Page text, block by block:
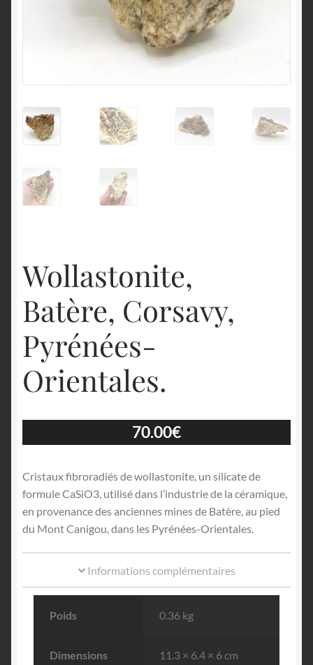
Wollastonite,
Batère, Corsavy,
Pyrénées-
Orientales.
70.00€
Cristaux fibroradiés de wollastonite, un silicate de
formule CaSiO3, utilisé dans l’industrie de la céramique,
en provenance des anciennes mines de Batère, au pied
du Mont Canigou, dans les Pyrénées-Orientales.
Informations complémentaires
Poids 0.36 kg
Dimensions 11.3 × 6.4 × 6 cm